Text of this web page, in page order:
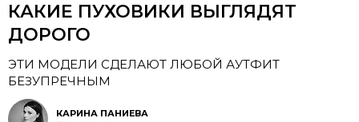
КАКИЕ ПУХОВИКИ ВЫГЛЯДЯТ
ДОРОГО
ЭТИ МОДЕЛИ СДЕЛАЮТ ЛЮБОЙ АУТФИТ
БЕЗУПРЕЧНЫМ
КАРИНА ПАНИЕВА